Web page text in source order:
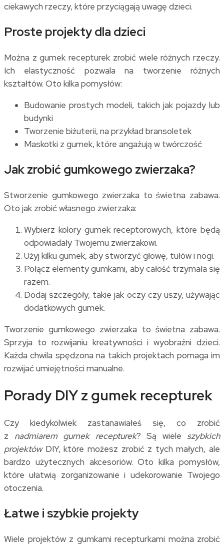
ciekawych rzeczy, które przyciągają uwagę dzieci.
Proste projekty dla dzieci
Można z gumek recepturek zrobić wiele różnych rzeczy.
Ich elastyczność pozwala na tworzenie różnych
kształtów. Oto kilka pomysłów:
Budowanie prostych modeli, takich jak pojazdy lub
budynki
Tworzenie biżuterii, na przykład bransoletek
Maskotki z gumek, które angażują w twórczość
Jak zrobić gumkowego zwierzaka?
Stworzenie gumkowego zwierzaka to świetna zabawa.
Oto jak zrobić własnego zwierzaka:
Wybierz kolory gumek receptorowych, które będą
odpowiadały Twojemu zwierzakowi.
Użyj kilku gumek, aby stworzyć głowę, tułów i nogi.
Połącz elementy gumkami, aby całość trzymała się
razem.
Dodaj szczegóły, takie jak oczy czy uszy, używając
dodatkowych gumek.
Tworzenie gumkowego zwierzaka to świetna zabawa.
Sprzyja to rozwijaniu kreatywności i wyobraźni dzieci.
Każda chwila spędzona na takich projektach pomaga im
rozwijać umiejętności manualne.
Porady DIY z gumek recepturek
Czy kiedykolwiek zastanawiałeś się, co zrobić
z nadmiarem gumek recepturek? Są wiele szybkich
projektówDIY, które możesz zrobić z tych małych, ale
bardzo użytecznych akcesoriów. Oto kilka pomysłów,
które ułatwią zorganizowanie i udekorowanie Twojego
otoczenia.
Łatwe i szybkie projekty
Wiele projektów z gumkami recepturkami można zrobić